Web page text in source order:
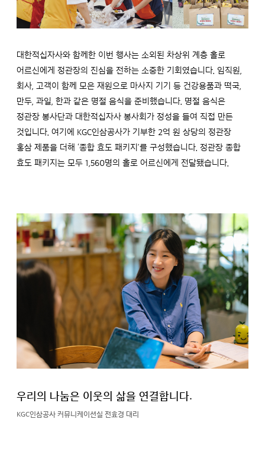
대한적십자사와 함께한 이번 행사는 소외된 차상위 계층 홀로
어르신에게 정관장의 진심을 전하는 소중한 기회였습니다. 임직원,
회사, 고객이 함께 모은 재원으로 마사지 기기 등 건강용품과 떡국,
만두, 과일, 한과 같은 명절 음식을 준비했습니다. 명절 음식은
정관장 봉사단과 대한적십자사 봉사회가 정성을 들여 직접 만든
것입니다. 여기에 KGC인삼공사가 기부한 2억 원 상당의 정관장
홍삼 제품을 더해 ‘종합 효도 패키지’를 구성했습니다. 정관장 종합
효도 패키지는 모두 1,560명의 홀로 어르신에게 전달됐습니다.
우리의 나눔은 이웃의 삶을 연결합니다.
KGC인삼공사 커뮤니케이션실 전효경 대리